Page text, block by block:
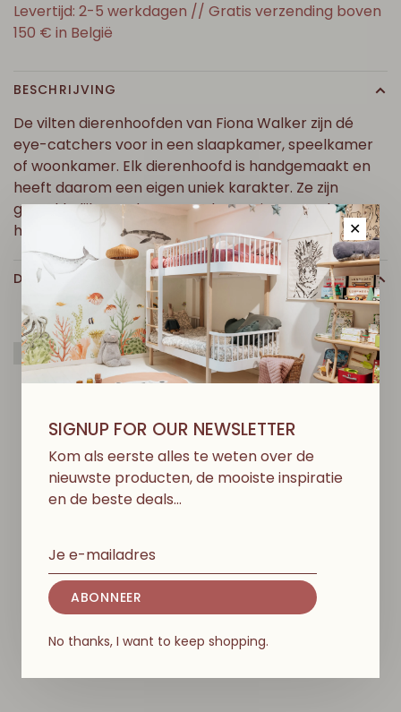
Levertijd: 2-5 werkdagen // Gratis verzending boven
150 € in België
BESCHRIJVING
De vilten dierenhoofden van Fiona Walker zijn dé
eye-catchers voor in een slaapkamer, speelkamer
of woonkamer. Elk dierenhoofd is handgemaakt en
heeft daarom een eigen uniek karakter. Ze zijn
gemakkelijk aan de muur te bevestigen met het
haakje achteraan.
DETAILS
Greenable
T VINDJEMISSCHIENOOK
✕
SIGNUP FOR OUR NEWSLETTER
Kom als eerste alles te weten over de
nieuwste producten, de mooiste inspiratie
en de beste deals…
ABONNEER
No thanks, I want to keep shopping.